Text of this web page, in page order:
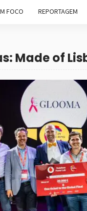
FOCO REPORTAGEM
Made of